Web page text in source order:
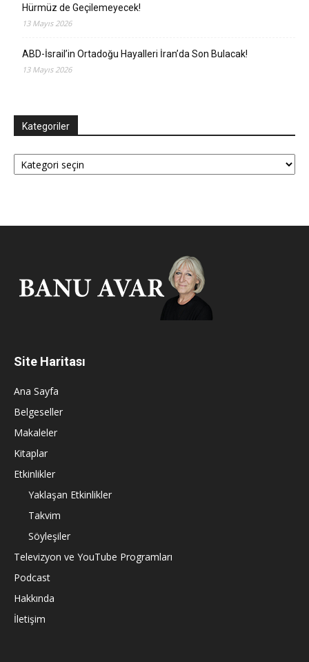
Hürmüz de Geçilemeyecek!
13 Mayıs 2026
ABD-İsrail’in Ortadoğu Hayalleri İran’da Son Bulacak!
13 Mayıs 2026
Kategoriler
Kategoriler
Site Haritası
Ana Sayfa
Belgeseller
Makaleler
Kitaplar
Etkinlikler
Yaklaşan Etkinlikler
Takvim
Söyleşiler
Televizyon ve YouTube Programları
Podcast
Hakkında
İletişim